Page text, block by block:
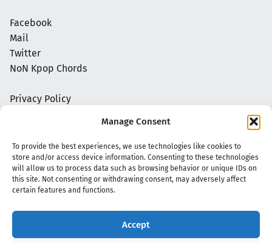
Manage Consent
To provide the best experiences, we use technologies like cookies to
store and/or access device information. Consenting to these technologies
will allow us to process data such as browsing behavior or unique IDs on
this site. Not consenting or withdrawing consent, may adversely affect
certain features and functions.
Accept
Facebook
Mail
Twitter
NoN Kpop Chords
Privacy Policy